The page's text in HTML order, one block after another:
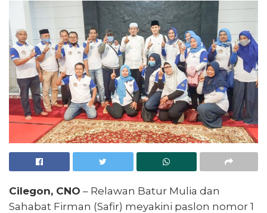
Cilegon, CNO – Relawan Batur Mulia dan
Sahabat Firman (Safir) meyakini paslon nomor 1